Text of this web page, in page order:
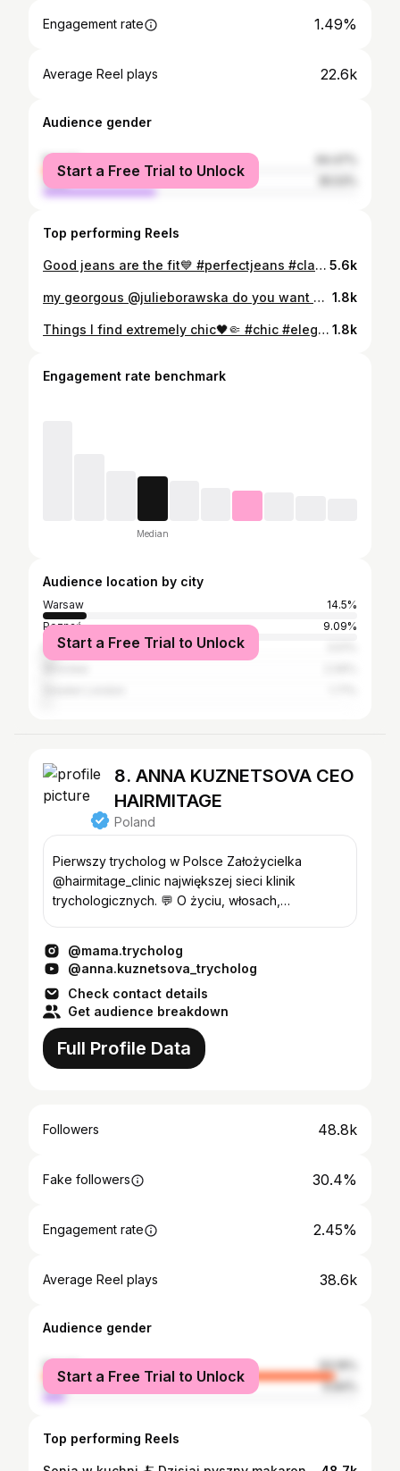
Engagement rate 1.49%
Average Reel plays 22.6k
Audience gender
female
male
Start a Free Trial to Unlock
Top performing Reels
Good jeans are the fit💙 #perfectjeans #classystyle #fashion #outfitinspo #ootd 5.6k
my georgous @julieborawska do you want a make-up tutorial for this look? 1.8k
Things I find extremely chic🖤🤏 #chic #elegant #simplicity #minimalism 1.8k
Engagement rate benchmark
Median
Audience location by city
Warsaw
14.5%
Poznań
9.09%
Kraków
Start a Free Trial to Unlock
8. ANNA KUZNETSOVA CEO
HAIRMITAGE
Poland
Pierwszy trycholog w Polsce Założycielka
@hairmitage_clinic największej sieci klinik
trychologicznych. 💬 O życiu, włosach,
@mama.trycholog
@anna.kuznetsova_trycholog
Check contact details
Get audience breakdown
Full Profile Data
Followers 48.8k
Fake followers 30.4%
Engagement rate 2.45%
Average Reel plays 38.6k
Audience gender
female
93.16%
male
6.84%
Start a Free Trial to Unlock
Top performing Reels